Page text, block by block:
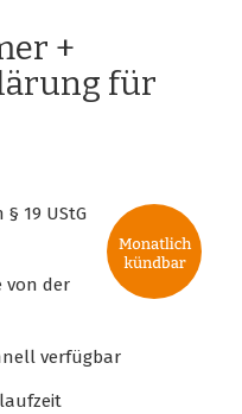
+
für
19 UStG
von der
verfügbar